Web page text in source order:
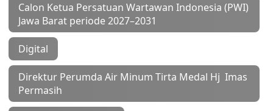
Calon Ketua Persatuan Wartawan Indonesia (PWI)
Jawa Barat periode 2027–2031
Digital
Direktur Perumda Air Minum Tirta Medal Hj Imas
Permasih